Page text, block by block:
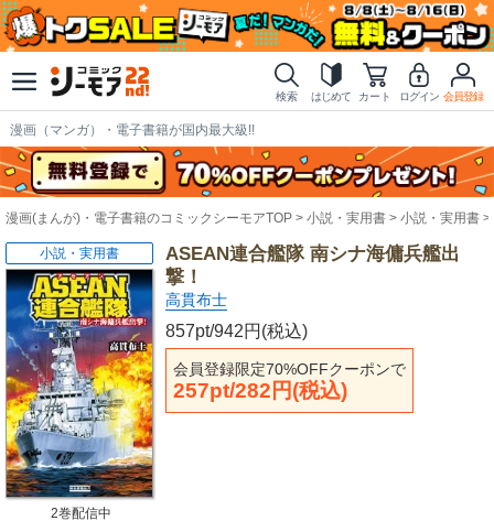
検索 はじめて カート ログイン 会員登録
漫画（マンガ）・電子書籍が国内最大級!!
漫画(まんが)・電子書籍のコミックシーモアTOP 小説・実用書 小説・実用書
ASEAN連合艦隊 南シナ海傭兵艦出
撃！
高貫布士
857pt/942円(税込)
会員登録限定70%OFFクーポンで
257pt/282円(税込)
小説・実用書
2巻配信中